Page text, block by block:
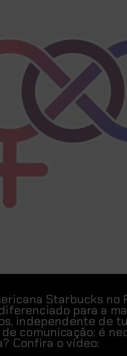
Starbucks
para a
independente de
comunicação: é
Confira o vídeo: